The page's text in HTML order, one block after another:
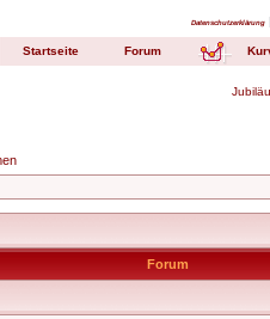
Datenschutzerklärung
Startseite Forum
Forum